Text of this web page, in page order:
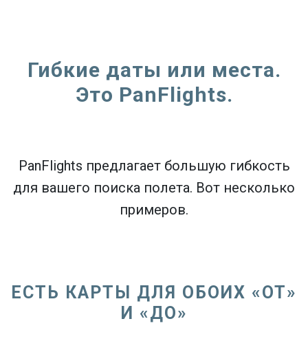
Гибкие даты или места.
Это PanFlights.
PanFlights предлагает большую гибкость
для вашего поиска полета. Вот несколько
примеров.
ЕСТЬ КАРТЫ ДЛЯ ОБОИХ «ОТ»
И «ДО»